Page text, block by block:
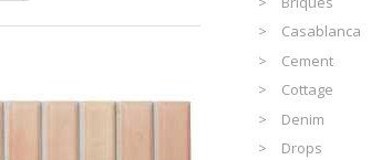
Casablanca
Cement
Cottage
Denim
Drops